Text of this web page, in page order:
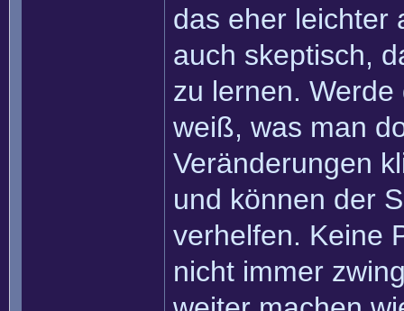
das eher leichter
auch skeptisch,
zu lernen.
weiß, was man
Veränderungen
und können der
verhelfen. Keine
nicht immer